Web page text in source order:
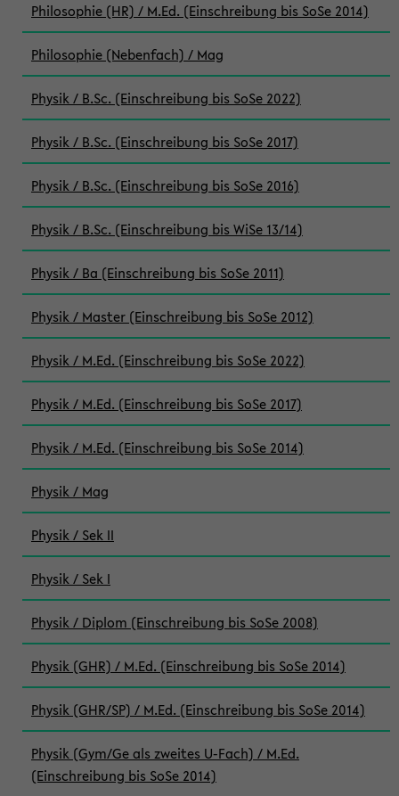
Philosophie (HR) / M.Ed. (Einschreibung bis SoSe 2014)
Philosophie (Nebenfach) / Mag
Physik / B.Sc. (Einschreibung bis SoSe 2022)
Physik / B.Sc. (Einschreibung bis SoSe 2017)
Physik / B.Sc. (Einschreibung bis SoSe 2016)
Physik / B.Sc. (Einschreibung bis WiSe 13/14)
Physik / Ba (Einschreibung bis SoSe 2011)
Physik / Master (Einschreibung bis SoSe 2012)
Physik / M.Ed. (Einschreibung bis SoSe 2022)
Physik / M.Ed. (Einschreibung bis SoSe 2017)
Physik / M.Ed. (Einschreibung bis SoSe 2014)
Physik / Mag
Physik / Sek II
Physik / Sek I
Physik / Diplom (Einschreibung bis SoSe 2008)
Physik (GHR) / M.Ed. (Einschreibung bis SoSe 2014)
Physik (GHR/SP) / M.Ed. (Einschreibung bis SoSe 2014)
Physik (Gym/Ge als zweites U-Fach) / M.Ed.
(Einschreibung bis SoSe 2014)